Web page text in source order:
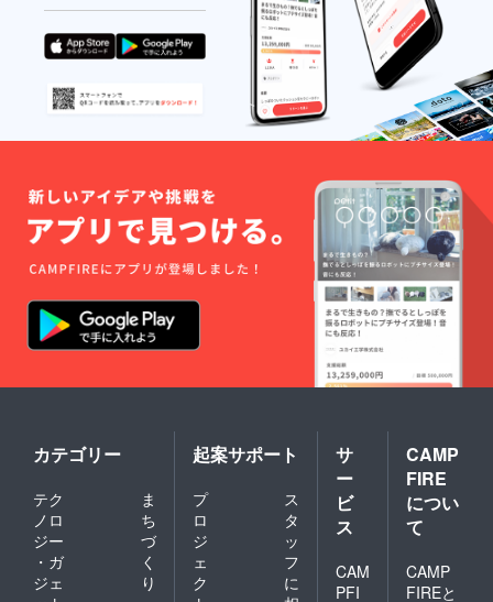
カテゴリー
テク
ノロ
ジー
・ガ
ジェ
ま
ち
づ
く
り
起案サポート
プ
ロ
ジ
ェ
ク
ス
タ
ッ
フ
に
サ
ー
ビ
ス
CAM
PFI
CAMP
FIRE
につい
て
CAMP
FIREと